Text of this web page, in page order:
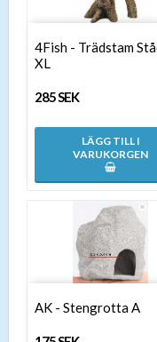
4Fish - Trädstam
XL
285 SEK
LÄGG TILL I
VARUKORGEN
AK - Stengrotta A